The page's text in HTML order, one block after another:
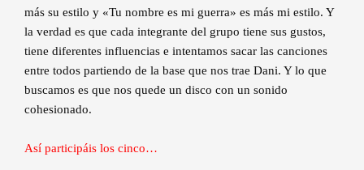
más su estilo y «Tu nombre es mi guerra» es más mi estilo. Y
la verdad es que cada integrante del grupo tiene sus gustos,
tiene diferentes influencias e intentamos sacar las canciones
entre todos partiendo de la base que nos trae Dani. Y lo que
buscamos es que nos quede un disco con un sonido
cohesionado.
Así participáis los cinco…